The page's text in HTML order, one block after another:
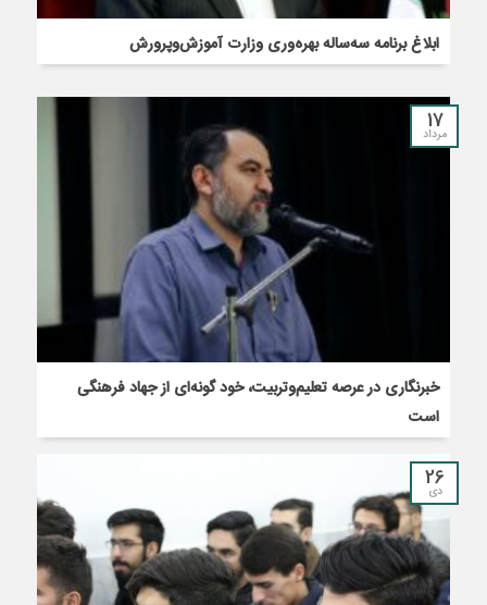
ابلاغ برنامه سه‌ساله بهره‌وری وزارت آموزش‌وپرورش
17
مرداد
خبرنگاری در عرصه تعلیم‌وتربیت، خود گونه‌ای از جهاد فرهنگی
است
26
دی